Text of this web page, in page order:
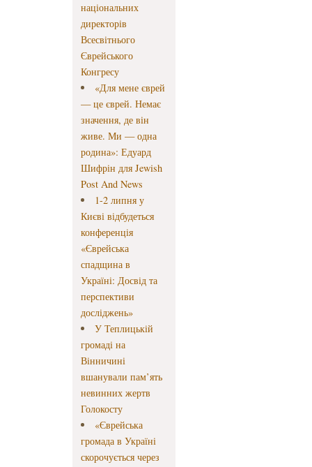
національних
директорів
Всесвітнього
Єврейського
Конгресу
«Для мене єврей
— це єврей. Немає
значення, де він
живе. Ми — одна
родина»: Едуард
Шифрін для Jewish
Post And News
1-2 липня у
Києві відбудеться
конференція
«Єврейська
спадщина в
Україні: Досвід та
перспективи
досліджень»
У Теплицькій
громаді на
Вінничині
вшанували пам’ять
невинних жертв
Голокосту
«Єврейська
громада в Україні
скорочується через